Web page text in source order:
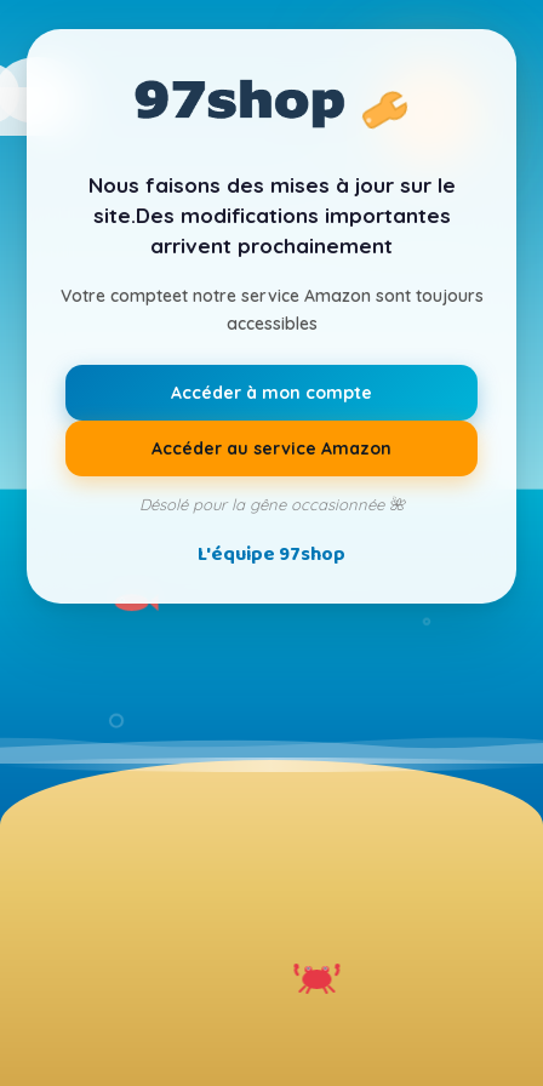
Nous faisons des mises à jour sur le
site.Des modifications importantes
arrivent prochainement
Votre compteet notre service Amazon sont toujours
accessibles
Accéder à mon compte
Accéder au service Amazon
Désolé pour la gêne occasionnée 🌺
L'équipe 97shop